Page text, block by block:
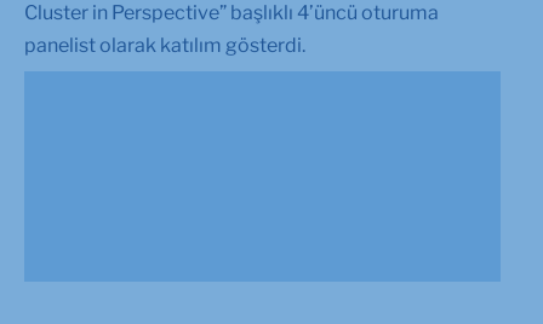
Cluster in Perspective” başlıklı 4’üncü oturuma
panelist olarak katılım gösterdi.